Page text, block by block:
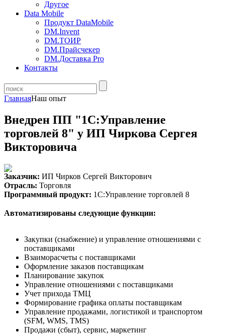
Другое
Data Mobile
Продукт DataMobile
DM.Invent
DM.ТОИР
DM.Прайсчекер
DM.Доставка Pro
Контакты
ГлавнаяНаш опыт
Внедрен ПП "1С:Управление
торговлей 8" у ИП Чиркова Сергея
Викторовича
Заказчик: ИП Чирков Сергей Викторович
Отрасль: Торговля
Программный продукт: 1С:Управление торговлей 8
Автоматизированы следующие функции:
Закупки (снабжение) и управление отношениями с
поставщиками
Взаиморасчеты с поставщиками
Оформление заказов поставщикам
Планирование закупок
Управление отношениями с поставщиками
Учет прихода ТМЦ
Формирование графика оплаты поставщикам
Управление продажами, логистикой и транспортом
(SFM, WMS, TMS)
Продажи (сбыт), сервис, маркетинг